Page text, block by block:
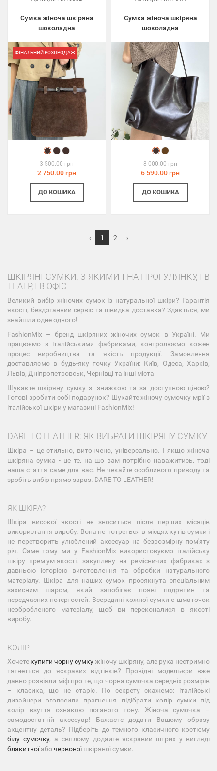
Сумка жіноча шкіряна
шоколадна
ФІНАЛЬНИЙ РОЗПРОДАЖ
3 500.00 грн
2 750.00 грн
ДО КОШИКА
Сумка жіноча шкіряна
шоколадна
8 000.00 грн
6 590.00 грн
ДО КОШИКА
‹ 1 2 ›
ШКІРЯНІ СУМКИ, З ЯКИМИ І НА ПРОГУЛЯНКУ, І В
ТЕАТР, І В ОФІС
Великий вибір жіночих сумок із натуральної шкіри? Гарантія
якості, бездоганний сервіс та швидка доставка? Здається, ми
знайшли одне одного!
FashionMix – бренд шкіряних жіночих сумок в Україні. Ми
працюємо з італійськими фабриками, контролюємо кожен
процес виробництва та якість продукції. Замовлення
доставляємо в будь-яку точку України: Київ, Одеса, Харків,
Львів, Дніпропетровськ, Чернівці та інші міста.
Шукаєте шкіряну сумку зі знижкою та за доступною ціною?
Готові зробити собі подарунок? Шукайте жіночу сумочку мрії з
італійської шкіри у магазині FashionMix!
DARE TO LEATHER: ЯК ВИБРАТИ ШКІРЯНУ СУМКУ
Шкіра – це стильно, витончено, універсально. І якщо жіноча
шкіряна сумка - це те, на що вам потрібно наважитись, тоді
наша стаття саме для вас. Не чекайте особливого приводу та
зробіть вибір прямо зараз. DARE TO LEATHER!
ЯК ШКІРА?
Шкіра високої якості не зноситься після перших місяців
використання виробу. Вона не потреться в місцях кутів сумки і
не перетворить улюблений аксесуар на безрозмірну пом'яту
річ. Саме тому ми у FashionMix використовуємо італійську
шкіру преміум-якості, закуплену на ремісничих фабриках з
давньою історією виготовлення та обробки натурального
матеріалу. Шкіра для наших сумок просякнута спеціальним
захисним шаром, який запобігає появі подряпин та
передчасних потертостей. Всередині кожної сумки є шматочок
необробленого матеріалу, щоб ви переконалися в якості
виробу.
КОЛІР
Хочете купити чорну сумкужіночу шкіряну, але рука нестримно
тягнеться до яскравих відтінків? Провідні модельєри вже
давно розвіяли міф про те, що чорна сумочка середніх розмірів
– класика, що не старіє. По секрету скажемо: італійські
дизайнери оголосили прагнення підібрати колір сумки під
колір взуття ознакою поганого тону. Жіноча сумочка –
самодостатній аксесуар! Бажаєте додати Вашому образу
акцентну деталь? Підберіть до темного класичного костюму
білу сумочку, а світлому додайте яскравий штрих у вигляді
блакитноїабочервоноїшкіряної сумки.